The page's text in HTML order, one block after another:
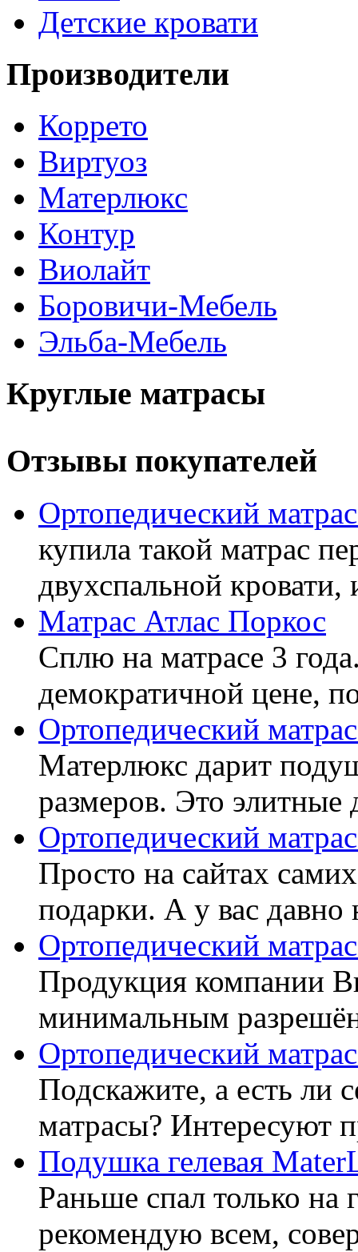
Детские кровати
Производители
Коррето
Виртуоз
Матерлюкс
Контур
Виолайт
Боровичи-Мебель
Эльба-Мебель
Круглые матрасы
Отзывы покупателей
Ортопедический
купила такой матрас
двухспальной
Матрас Атлас Поркос
Сплю на матрасе 3
демократичной цене,
Ортопедический
Матерлюкс дарит
размеров. Это элитные
Ортопедический
Просто на сайтах
подарки. А у вас
Ортопедический
Продукция компании
минимальным
Ортопедический
Подскажите, а есть ли
матрасы? Интересуют
Подушка гелевая
Раньше спал только на
рекомендую всем,